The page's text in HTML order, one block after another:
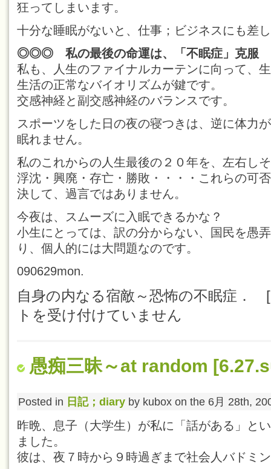
狂ってしまいます。
十分な睡眠がないと、仕事；ビジネスにも差
◎◎◎ 私の最後の命運は、「不眠症」克服
私も、人生のファイナルカーテンに向って、
生活の正常なバイオリズムが鍵です。
交感神経と副交感神経のバランスです。
スポーツをした日の夜の寝つきは、逆に体力
眠れません。
私のこれからの人生最後の２０年を、左右し
浮沈・興廃・存亡・勝敗・・・・これらの可
決して、過言ではありません。
今夜は、スムーズに入眠できるかな？
小生にとっては、訳の分からない、国民を愚
り、個人的には大問題なのです。
090629mon.
自身の内なる宿敵～恐怖の不眠症．
トを受け付けていません
愚痴三昧～at random
Posted in 日記；diaryby kubox on the 6月 28th,
昨晩、息子（大学生）が私に「話がある」と
ました。
彼は、夜７時から９時過ぎまで社会人バドミ